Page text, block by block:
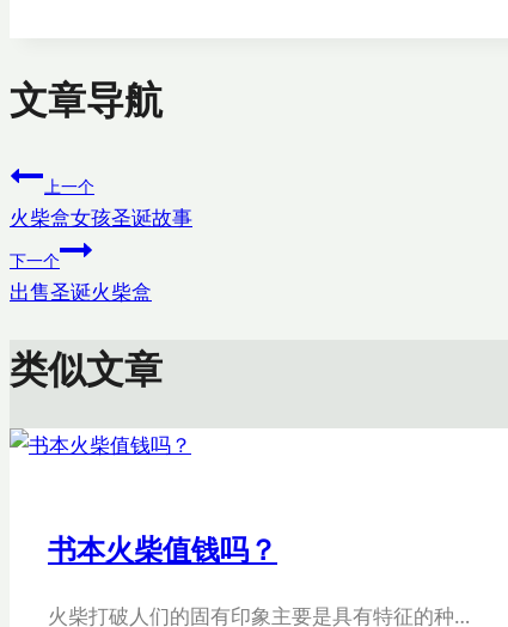
文章导航
上一个
火柴盒女孩圣诞故事
下一个
出售圣诞火柴盒
类似文章
书本火柴值钱吗？
火柴打破人们的固有印象主要是具有特征的种…